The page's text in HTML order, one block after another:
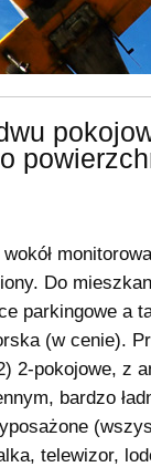
wokół
Do
parkingowe a
(w cenie).
2-pokojowe, z
bardzo
telewizor,